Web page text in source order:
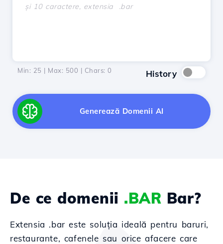
Min: 25 | Max: 500 | Chars: 0 History
Generează Domenii AI
De ce domenii .BAR Bar?
Extensia .bar este soluția ideală pentru baruri,
restaurante, cafenele sau orice afacere care